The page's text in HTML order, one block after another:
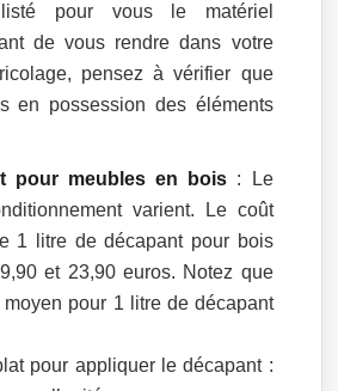
pour vous le matériel
de vous rendre dans votre
pensez à vérifier que
en possession des éléments
pour meubles en bois : Le
varient. Le coût
1 litre de décapant pour bois
et 23,90 euros. Notez que
moyen pour 1 litre de décapant
pour appliquer le décapant :